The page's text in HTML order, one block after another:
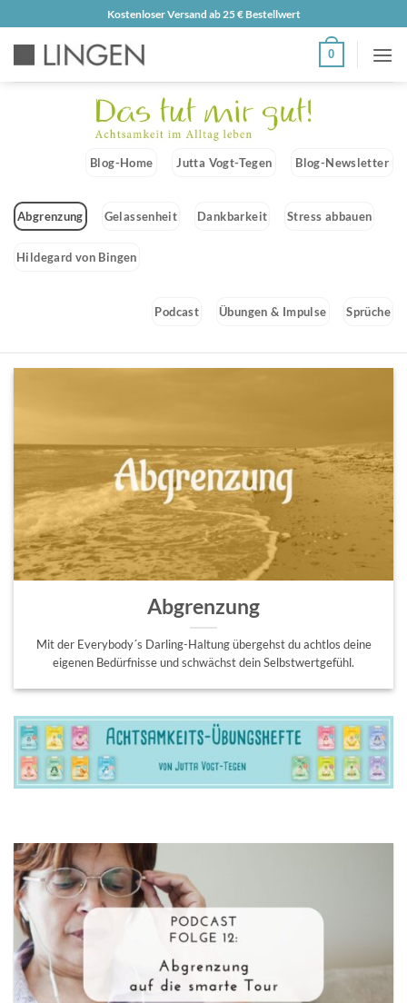
Inhalt
Kostenloser Versand ab 25 € Bestellwert
0
Blog-Home Jutta Vogt-Tegen Blog-Newsletter
Abgrenzung Gelassenheit Dankbarkeit Stress abbauen
Hildegard von Bingen
Podcast Übungen & Impulse Sprüche
Abgrenzung
Mit der Everybody´s Darling-Haltung übergehst du achtlos deine
eigenen Bedürfnisse und schwächst dein Selbstwertgefühl.